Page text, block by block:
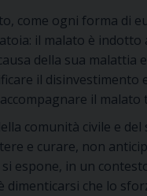
come ogni forma di
il malato è indotto
della sua malattia
il disinvestimento
il malato
comunità civile e del
e curare, non
si espone, in un
dimenticarsi che lo